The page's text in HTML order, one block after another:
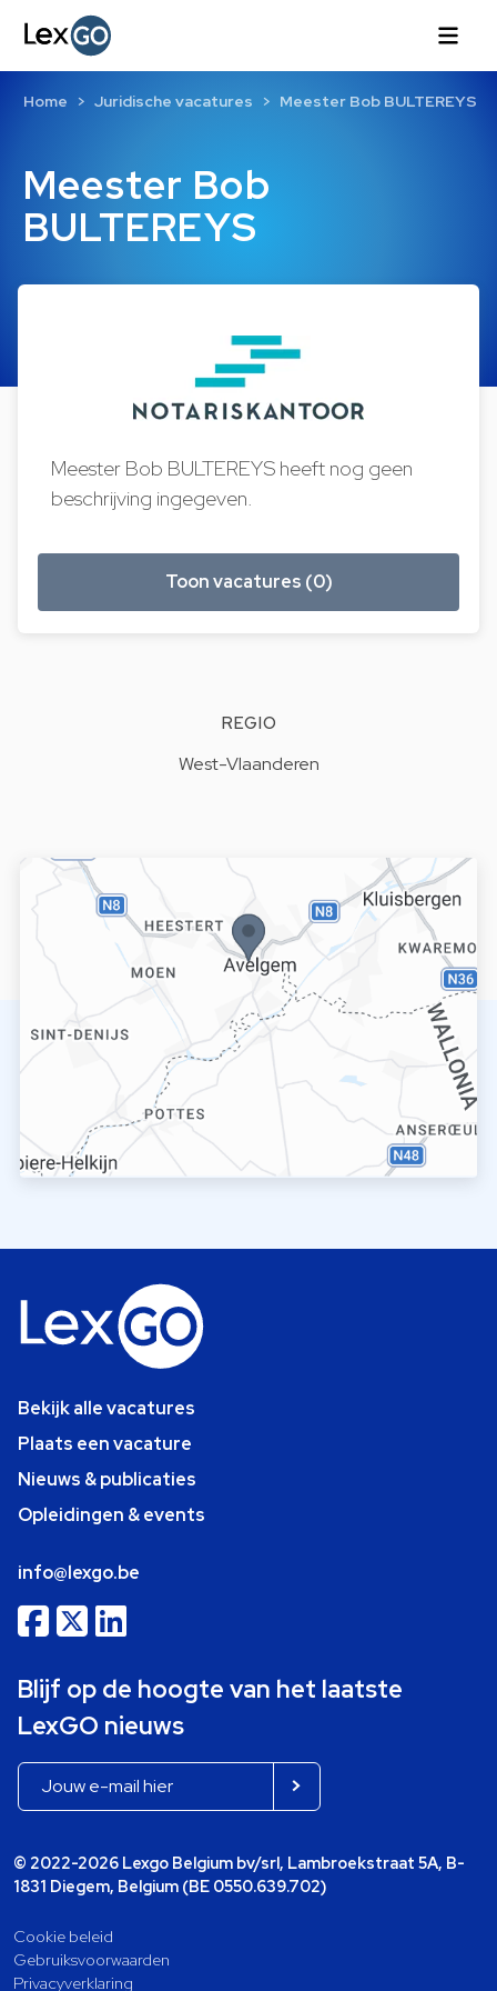
Meester Bob
BULTEREYS
Home Juridische vacatures Meester Bob BULTEREYS
Meester Bob BULTEREYS heeft nog geen
beschrijving ingegeven.
Toon vacatures (0)
REGIO
West-Vlaanderen
Bekijk alle vacatures
Plaats een vacature
Nieuws & publicaties
Opleidingen & events
info@lexgo.be
Blijf op de hoogte van het laatste
LexGO nieuws
© 2022-2026 Lexgo Belgium bv/srl, Lambroekstraat 5A, B-
1831 Diegem, Belgium (BE 0550.639.702)
Cookie beleid
Gebruiksvoorwaarden
Privacyverklaring